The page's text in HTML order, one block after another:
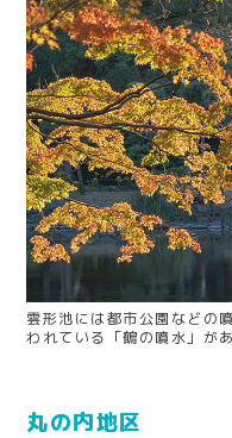
雲形池には都市公園などの
われている「鶴の噴水」が
丸の内地区